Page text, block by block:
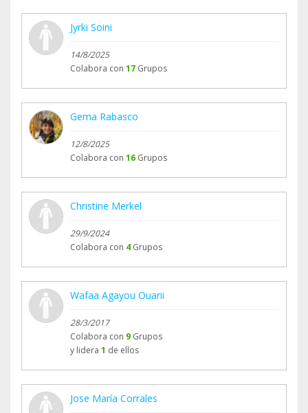
Jyrki Soini
14/8/2025
Colabora con 17 Grupos
Gema Rabasco
12/8/2025
Colabora con 16 Grupos
Christine Merkel
29/9/2024
Colabora con 4 Grupos
Wafaa Agayou Ouarii
28/3/2017
Colabora con 9 Grupos
y lidera 1 de ellos
Jose María Corrales